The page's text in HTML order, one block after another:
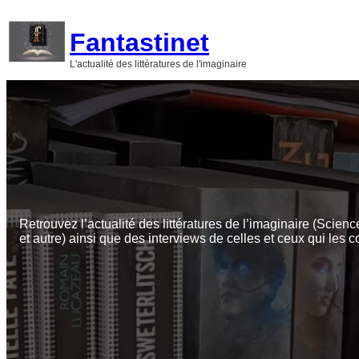
contenu
Fantastinet
L'actualité des littératures de l'imaginaire
Retrouvez l’actualité des littératures de l’imaginaire
et autre) ainsi que des interviews de celles et ceux qui les